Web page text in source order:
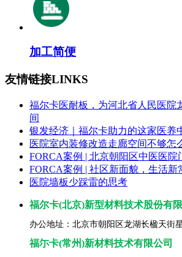
加工简便
友情链接LINKS
福尔卡医耐板，为河北省人民医院
间
银发经济｜福尔卡助力的这家医养
医院室内装修改造走廊空间不够怎
FORCA案例 | 北京朝阳区中医医院
FORCA案例 | 社区新面貌，生活新
医院墙板少踩雷的思考
福尔卡(北京)新型材料技术股份有
办公地址：北京市朝阳区龙湖长楹天街
福尓卡(常州)新材料技术有限公司